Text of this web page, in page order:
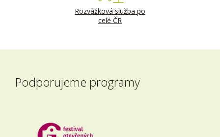
Rozvážková služba po
celé ČR
Podporujeme programy